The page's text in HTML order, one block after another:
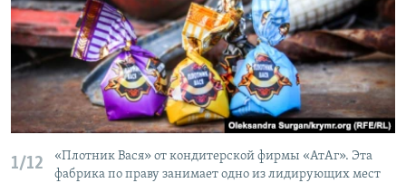
1/12
«Плотник Вася» от кондитерской фирмы «АтАг». Эта
фабрика по праву занимает одно из лидирующих мест